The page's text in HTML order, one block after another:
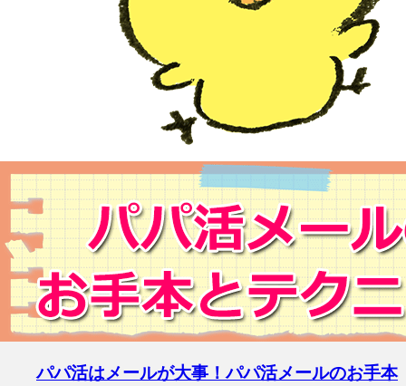
パパ活はメールが大事！パパ活メールのお手本